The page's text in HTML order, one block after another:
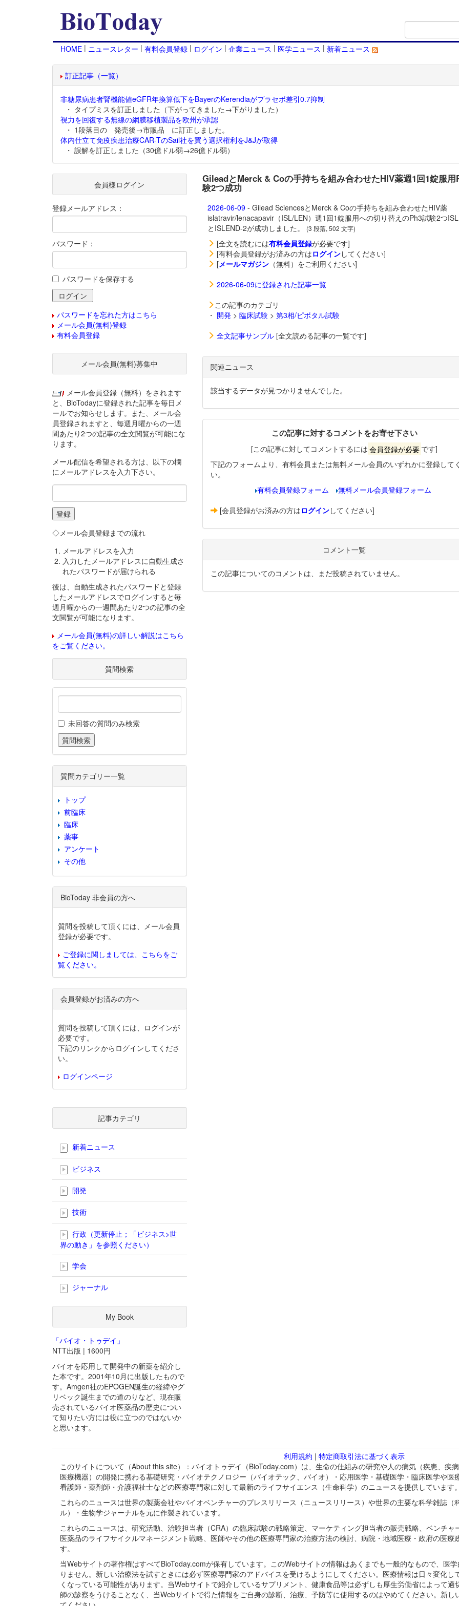
HOME | ニュースレター | 有料会員登録 | ログイン | 企業ニュース | 医学ニュース | 新着ニュース
訂正記事（一覧）
非糖尿病患者腎機能値eGFR年換算低下をBayerのKerendiaがプラセボ差引0.7抑制
・ タイプミスを訂正しました（下がってきました→下がりました）
視力を回復する無線の網膜移植製品を欧州が承認
・ 1段落目の 発売後→市販品 に訂正しました。
体内仕立て免疫疾患治療CAR-TのSail社を買う選択権利をJ&Jが取得
・ 誤解を訂正しました（30億ドル弱→26億ドル弱）
GileadとMerck & Coの手持ちを組み合わせたHIV薬週1回1錠服用
験2つ成功
2026-06-09- Gilead SciencesとMerck & Coの手持ちを組み合わせたHIV薬
islatravir/lenacapavir（ISL/LEN）週1回1錠服用への切り替えのPh3試験2つ
とISLEND-2が成功しました。
(3 段落, 502 文字)
[全文を読むには有料会員登録が必要です]
[有料会員登録がお済みの方はログインしてください]
[メールマガジン（無料）をご利用ください]
2026-06-09に登録された記事一覧
この記事のカテゴリ
・ 開発 > 臨床試験> 第3相/ピボタル試験
全文記事サンプル[全文読める記事の一覧です]
関連ニュース
該当するデータが見つかりませんでした。
この記事に対するコメントをお寄せ下さい
[この記事に対してコメントするには 会員登録が必要 です]
下記のフォームより、有料会員または無料メール会員のいずれかに登録して
い。
有料会員登録フォーム
無料メール会員登録フォーム
[会員登録がお済みの方はログインしてください]
コメント一覧
この記事についてのコメントは、まだ投稿されていません。
会員様ログイン
登録メールアドレス：
パスワード：
パスワードを保存する
パスワードを忘れた方はこちら
メール会員(無料)登録
有料会員登録
メール会員(無料)募集中
メール会員登録（無料）をされます
と、BioTodayに登録された記事を毎日メ
ールでお知らせします。また、メール会
員登録されますと、毎週月曜からの一週
間あたり2つの記事の全文閲覧が可能にな
ります。
メール配信を希望される方は、以下の欄
にメールアドレスを入力下さい。
◇メール会員登録までの流れ
メールアドレスを入力
入力したメールアドレスに自動生成さ
れたパスワードが届けられる
後は、自動生成されたパスワードと登録
したメールアドレスでログインすると毎
週月曜からの一週間あたり2つの記事の全
文閲覧が可能になります。
メール会員(無料)の詳しい解説はこちら
をご覧ください。
質問検索
未回答の質問のみ検索
質問カテゴリー一覧
トップ
前臨床
臨床
薬事
アンケート
その他
BioToday 非会員の方へ
質問を投稿して頂くには、メール会員
登録が必要です。
ご登録に関しましては、こちらをご
覧ください。
会員登録がお済みの方へ
質問を投稿して頂くには、ログインが
必要です。
下記のリンクからログインしてくださ
い。
ログインページ
記事カテゴリ
新着ニュース
ビジネス
開発
技術
行政（更新停止；「ビジネス>世
界の動き」を参照ください）
学会
ジャーナル
My Book
「バイオ・トゥデイ」
NTT出版 | 1600円
バイオを応用して開発中の新薬を紹介し
た本です。2001年10月に出版したもので
す。Amgen社のEPOGEN誕生の経緯やグ
リベック誕生までの道のりなど、現在販
売されているバイオ医薬品の歴史につい
て知りたい方には役に立つのではないか
と思います。
利用規約 | 特定商取引法に基づく表示
このサイトについて（About this site）：バイオトゥデイ（BioToday.com）は、生命の仕組みの研究や人の病気（疾患、疾
医療機器）の開発に携わる基礎研究・バイオテクノロジー（バイオテック、バイオ）・応用医学・基礎医学・臨床医学や
看護師・薬剤師・介護福祉士などの医療専門家に対して最新のライフサイエンス（生命科学）のニュースを提供しています
これらのニュースは世界の製薬会社やバイオベンチャーのプレスリリース（ニュースリリース）や世界の主要な科学雑誌
ル）・生物学ジャーナルを元に作製されています。
これらのニュースは、研究活動、治験担当者（CRA）の臨床試験の戦略策定、マーケティング担当者の販売戦略、ベンチ
医薬品のライフサイクルマネージメント戦略、医師やその他の医療専門家の治療方法の検討、病院・地域医療・政府の医
す。
当Webサイトの著作権はすべてBioToday.comが保有しています。このWebサイトの情報はあくまでも一般的なもので、医
りません。新しい治療法を試すときには必ず医療専門家のアドバイスを受けるようにしてください。医療情報は日々変化
くなっている可能性があります。当Webサイトで紹介しているサプリメント、健康食品等は必ずしも厚生労働省によって
師の診察をうけることなく、当Webサイトで得た情報をご自身の診断、治療、予防等に使用するのはやめてください。新